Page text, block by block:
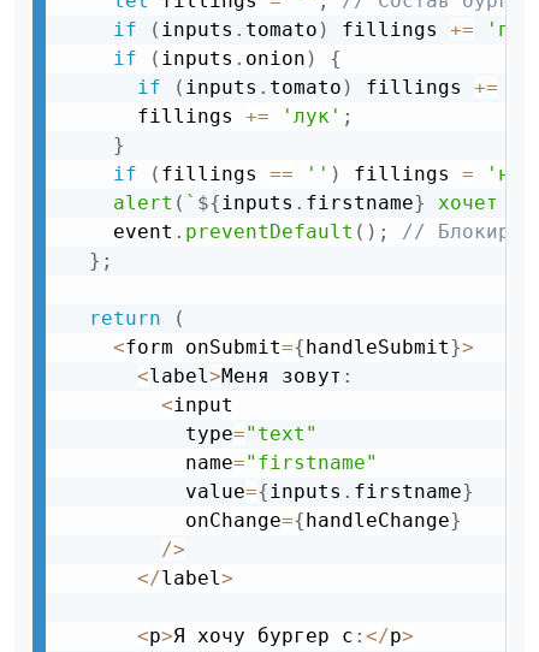
if
( inputs . tomato ) fillings +=
if
( inputs . onion )
{
if
( inputs . tomato ) fillings +=
      fillings
+= 'лук' ;
}
if
( fillings == '' ) fillings =
alert ( ` ${inputs . firstname}
хочет
    event
. preventDefault ( ) ;
//
} ;
return
(
<form onSubmit={ handleSubmit}>
<label>Меня зовут :
<input
          type
="text"
          name
="firstname"
          value
={inputs . firstname}
          onChange
={ handleChange}
/>
</label>
<p>Я хочу бургер с : </p>